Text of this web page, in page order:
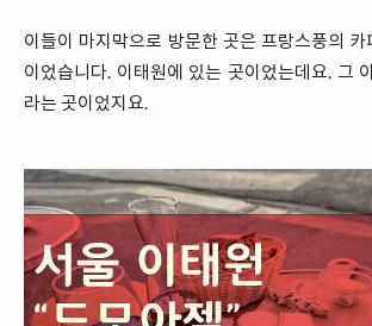
이들이 마지막으로 방문한 곳은 프랑스풍의
이었습니다. 이태원에 있는 곳이었는데요. 그
라는 곳이었지요.